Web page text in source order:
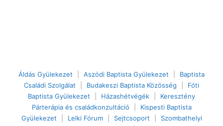
Áldás Gyülekezet Aszódi Baptista Gyülekezet
Baptista
Családi Szolgálat
Budakeszi Baptista Közösség
Fóti
Baptista Gyülekezet
Házashétvégék
Keresztény
Párterápia és családkonzultáció
Kispesti Baptista
Gyülekezet
Lelki Fórum Sejtcsoport
Szombathelyi